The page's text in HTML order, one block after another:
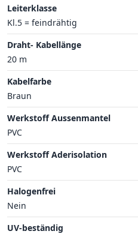
Leiterklasse
Kl.5 = feindrähtig
Draht- Kabellänge
20 m
Kabelfarbe
Braun
Werkstoff Aussenmantel
PVC
Werkstoff Aderisolation
PVC
Halogenfrei
Nein
UV-beständig